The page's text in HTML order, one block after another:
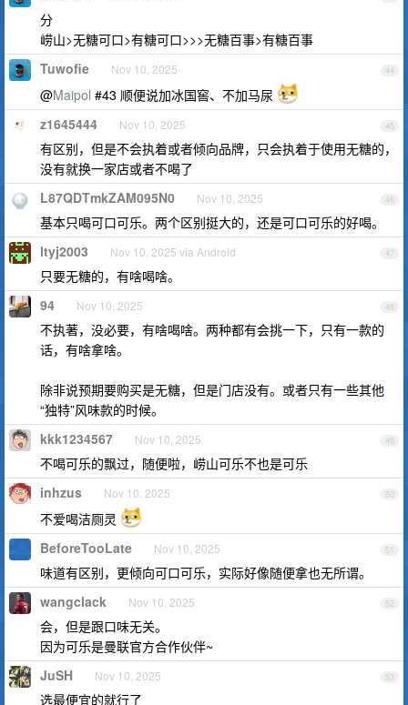
分
崂山>无糖可口>有糖可口>>>无糖百事>有糖百事
44
Tuwofie Nov 10, 2025
@Maipol #43 顺便说加冰国窖、不加马尿
45
z1645444 Nov 10, 2025
有区别，但是不会执着或者倾向品牌，只会执着于使用无糖的，
没有就换一家店或者不喝了
46
L87QDTmkZAM095N0 Nov 10, 2025
基本只喝可口可乐。两个区别挺大的，还是可口可乐的好喝。
47
ltyj2003 Nov 10, 2025 via Android
只要无糖的，有啥喝啥。
48
94 Nov 10, 2025
不执著，没必要，有啥喝啥。两种都有会挑一下，只有一款的
话，有啥拿啥。
除非说预期要购买是无糖，但是门店没有。或者只有一些其他
“独特”风味款的时候。
49
kkk1234567 Nov 10, 2025
不喝可乐的飘过，随便啦，崂山可乐不也是可乐
50
inhzus Nov 10, 2025
不爱喝洁厕灵
51
BeforeTooLate Nov 10, 2025
味道有区别，更倾向可口可乐，实际好像随便拿也无所谓。
52
wangclack Nov 10, 2025
会，但是跟口味无关。
因为可乐是曼联官方合作伙伴~
53
JuSH Nov 10, 2025
选最便宜的就行了